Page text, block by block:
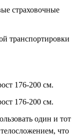
страховочные
транспортировки
176-200 см.
176-200 см.
один и тот
что